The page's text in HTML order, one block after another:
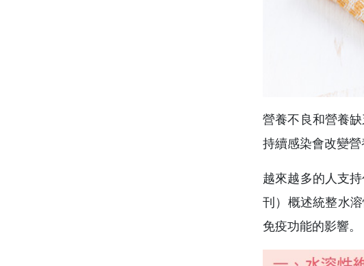
營養不良和營養
持續感染會改變營
越來越多的人支
刊）概述統整水
免疫功能的影響。